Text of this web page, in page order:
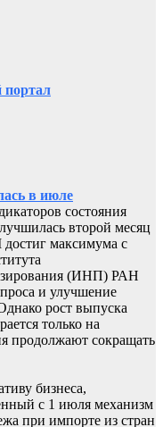
в июле
состояния
второй месяц
максимума с
(ИНП) РАН
и улучшение
рост выпуска
только на
продолжают сокращать
бизнеса,
с 1 июля механизм
при импорте из стран